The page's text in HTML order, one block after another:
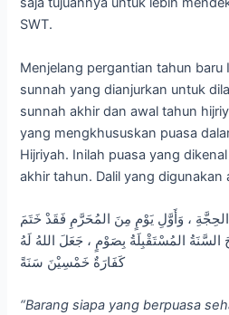
SWT.
Menjelang pergantian tahun baru
sunnah yang dianjurkan untuk
sunnah akhir dan awal tahun
yang mengkhususkan puasa
Hijriyah. Inilah puasa yang
akhir tahun. Dalil yang digunakan
، وَأَوَّلِ يَوْمٍ مِنَ المُحَرَّمِ فَقَدْ خَتَمَ
السَّنَةُ المُسْتَقْبِلَةُ بِصَوْمٍ ، جَعَلَ اللهُ لَهُ
كَفَارَةٌ خَمْسِيْنَ سَنَةً
“Barang siapa yang berpuasa